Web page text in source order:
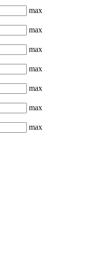
max
max
max
max
max
max
max